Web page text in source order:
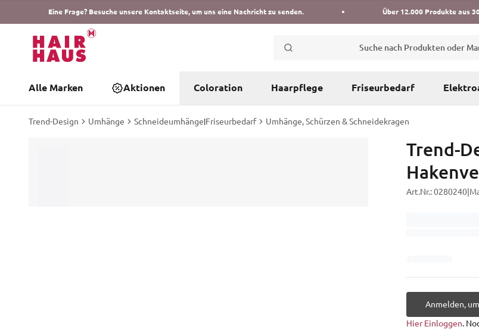
Eine Frage? Besuche unsere Kontaktseite, um uns eine Nachricht zu senden. Über 12.000 Produkte aus
Suche nach Produkten oder
Alle Marken Aktionen Coloration Haarpflege Friseurbedarf
Trend-Design Umhänge Schneideumhänge|Friseurbedarf Umhänge, Schürzen & Schneidekragen
Trend-
Art.Nr.:0280240
Anmelden,
Hier Einloggen.